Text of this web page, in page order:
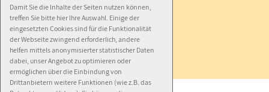
Damit Sie die Inhalte der Seiten nutzen können,
treffen Sie bitte hier Ihre Auswahl. Einige der
eingesetzten Cookies sind für die Funktionalität
der Webseite zwingend erforderlich, andere
helfen mittels anonymisierter statistischer Daten
dabei, unser Angebot zu optimieren oder
ermöglichen über die Einbindung von
Drittanbietern weitere Funktionen (wie z.B. das
Impressum
Datenschutz
Barrierefreiheit